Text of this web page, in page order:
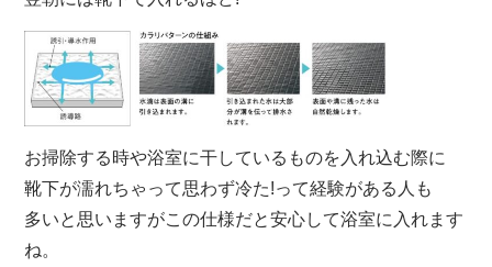
お掃除する時や浴室に干しているものを入れ込む際に
靴下が濡れちゃって思わず冷た!って経験がある人も
多いと思いますがこの仕様だと安心して浴室に入れます
ね。